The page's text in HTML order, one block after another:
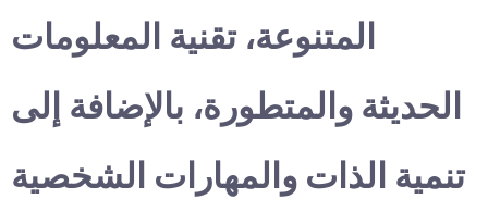
المتنوعة، تقنية المعلومات
الحديثة والمتطورة، بالإضافة إلى
تنمية الذات والمهارات الشخصية